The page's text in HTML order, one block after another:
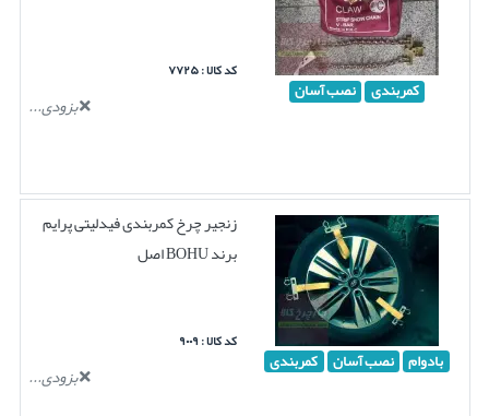
کمربندی نصب آسان
کد کالا : ۷۷۲۵
بزودی...
بادوام نصب آسان کمربندی
زنجیر چرخ کمربندی فیدلیتی پرایم
برند BOHU اصل
کد کالا : ۹۰۰۹
بزودی...